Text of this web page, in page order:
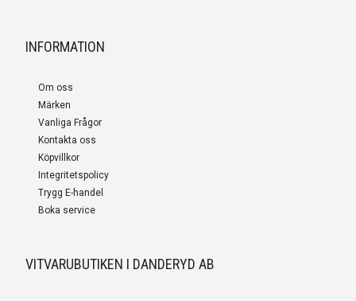
INFORMATION
Om oss
Märken
Vanliga Frågor
Kontakta oss
Köpvillkor
Integritetspolicy
Trygg E-handel
Boka service
VITVARUBUTIKEN I DANDERYD AB